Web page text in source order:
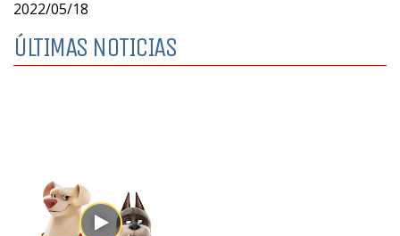
2022/05/18
ÚLTIMAS NOTICIAS